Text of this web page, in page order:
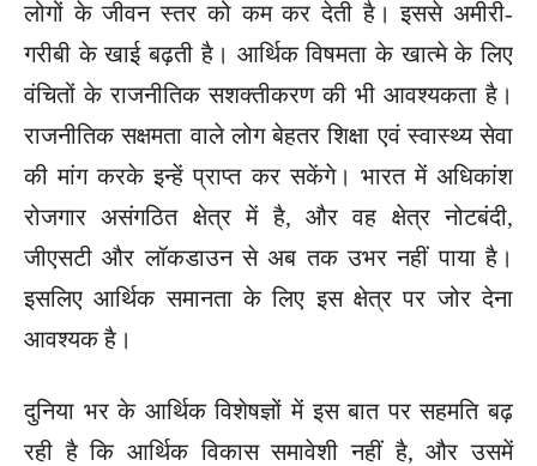
लोगों के जीवन स्तर को कम कर देती है। इससे अमीरी-
गरीबी के खाई बढ़ती है। आर्थिक विषमता के खात्मे के लिए
वंचितों के राजनीतिक सशक्तीकरण की भी आवश्यकता है।
राजनीतिक सक्षमता वाले लोग बेहतर शिक्षा एवं स्वास्थ्य सेवा
की मांग करके इन्हें प्राप्त कर सकेंगे। भारत में अधिकांश
रोजगार असंगठित क्षेत्र में है, और वह क्षेत्र नोटबंदी,
जीएसटी और लॉकडाउन से अब तक उभर नहीं पाया है।
इसलिए आर्थिक समानता के लिए इस क्षेत्र पर जोर देना
आवश्यक है।
दुनिया भर के आर्थिक विशेषज्ञों में इस बात पर सहमति बढ़
रही है कि आर्थिक विकास समावेशी नहीं है, और उसमें